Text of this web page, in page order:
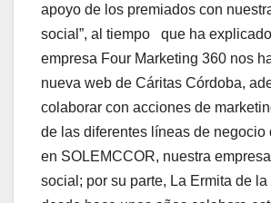
apoyo de los premiados con
social”, al tiempo que ha explicado
empresa Four Marketing 360 nos
nueva web de Cáritas Córdoba,
colaborar con acciones de
de las diferentes líneas de negocio
en SOLEMCCOR, nuestra
social; por su parte, La Ermita de